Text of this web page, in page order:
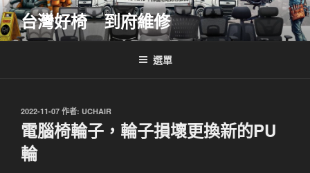
跳
至
主
台灣好椅 到府維修
選單
發
佈
於
2022-11-07 作者: UCHAIR
電腦椅輪子，輪子損壞更換新的PU
輪